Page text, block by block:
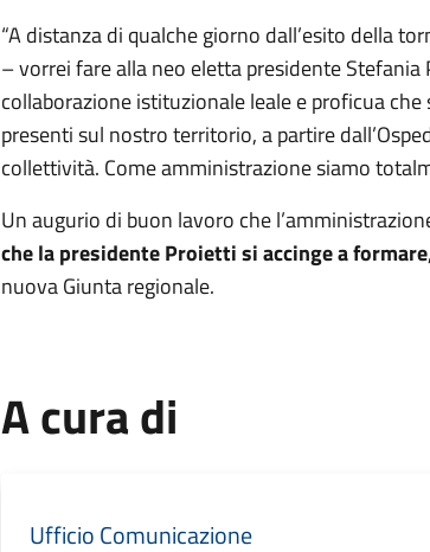
“A distanza di qualche giorno dall’esito della
– vorrei fare alla neo eletta presidente
collaborazione istituzionale leale e proficua
presenti sul nostro territorio, a partire
collettività. Come amministrazione siamo
Un augurio di buon lavoro che
che la presidente Proietti si accinge a formare
nuova Giunta regionale.
A cura di
Ufficio Comunicazione